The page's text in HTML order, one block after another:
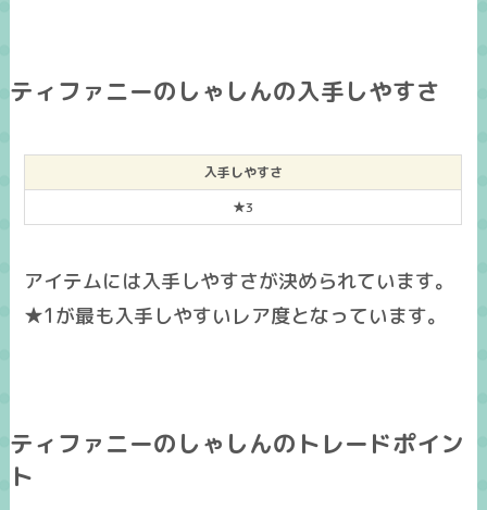
ティファニーのしゃしんの入手しやすさ
入手しやすさ
★3
アイテムには入手しやすさが決められています。
★1が最も入手しやすいレア度となっています。
ティファニーのしゃしんのトレードポイン
ト